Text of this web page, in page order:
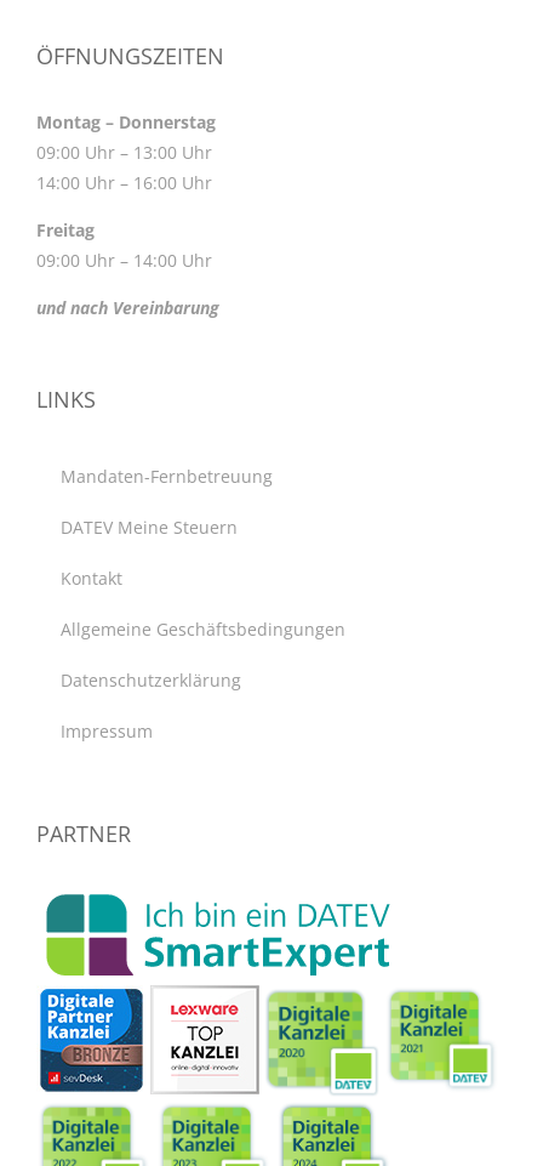
ÖFFNUNGSZEITEN
Montag – Donnerstag
09:00 Uhr – 13:00 Uhr
14:00 Uhr – 16:00 Uhr
Freitag
09:00 Uhr – 14:00 Uhr
und nach Vereinbarung
LINKS
Mandaten-Fernbetreuung
DATEV Meine Steuern
Kontakt
Allgemeine Geschäftsbedingungen
Datenschutzerklärung
Impressum
PARTNER